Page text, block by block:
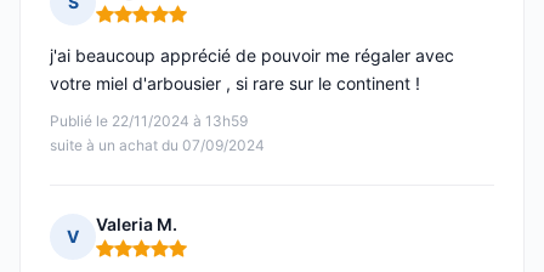
Note : 5 sur 5
Publié le 22/11/2024 à 13h59
suite à un achat du 07/09/2024
j'ai beaucoup apprécié de pouvoir me régaler avec
votre miel d'arbousier , si rare sur le continent !
V
Valeria M.
Note : 5 sur 5